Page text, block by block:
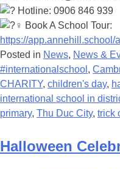
Hotline: 0906 846 939
Book A School Tour:
https://app.annehill.school/
Posted in News, News &
#internationalschool ,
CHARITY, children's day,
international school in
primary, Thu Duc City, trick
Halloween